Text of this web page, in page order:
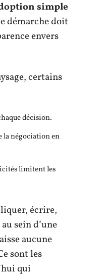
simple
démarche doit
envers
certains
décision.
négociation en
limitent les
écrire,
sein d’une
aucune
sont les
qui